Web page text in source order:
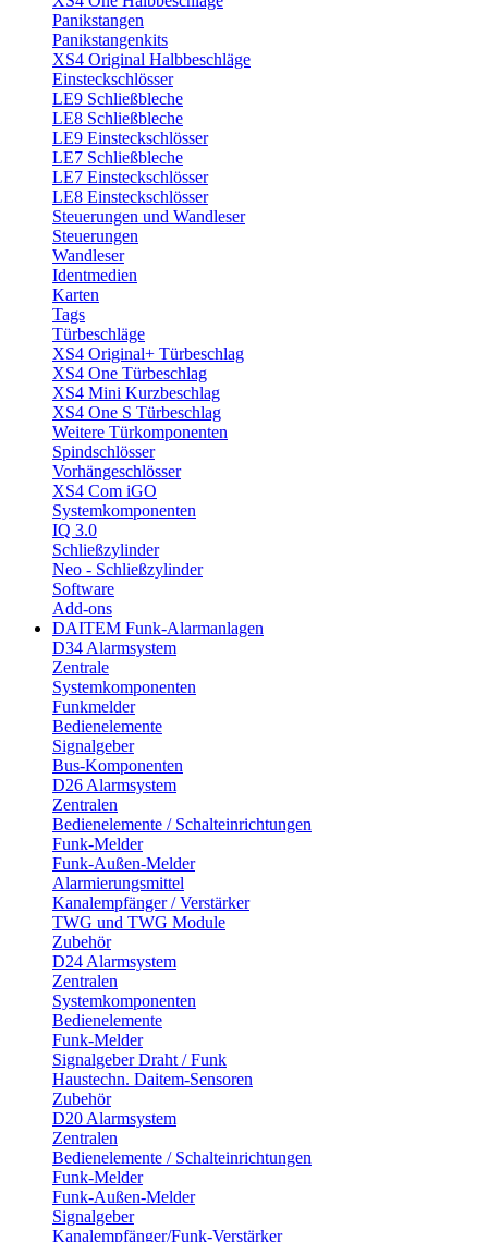
Panikstangen
Panikstangenkits
XS4 Original Halbbeschläge
Einsteckschlösser
LE9 Schließbleche
LE8 Schließbleche
LE9 Einsteckschlösser
LE7 Schließbleche
LE7 Einsteckschlösser
LE8 Einsteckschlösser
Steuerungen und Wandleser
Steuerungen
Wandleser
Identmedien
Karten
Tags
Türbeschläge
XS4 Original+ Türbeschlag
XS4 One Türbeschlag
XS4 Mini Kurzbeschlag
XS4 One S Türbeschlag
Weitere Türkomponenten
Spindschlösser
Vorhängeschlösser
XS4 Com iGO
Systemkomponenten
IQ 3.0
Schließzylinder
Neo - Schließzylinder
Software
Add-ons
DAITEM Funk-Alarmanlagen
D34 Alarmsystem
Zentrale
Systemkomponenten
Funkmelder
Bedienelemente
Signalgeber
Bus-Komponenten
D26 Alarmsystem
Zentralen
Bedienelemente / Schalteinrichtungen
Funk-Melder
Funk-Außen-Melder
Alarmierungsmittel
Kanalempfänger / Verstärker
TWG und TWG Module
Zubehör
D24 Alarmsystem
Zentralen
Systemkomponenten
Bedienelemente
Funk-Melder
Signalgeber Draht / Funk
Haustechn. Daitem-Sensoren
Zubehör
D20 Alarmsystem
Zentralen
Bedienelemente / Schalteinrichtungen
Funk-Melder
Funk-Außen-Melder
Signalgeber
Kanalempfänger/Funk-Verstärker